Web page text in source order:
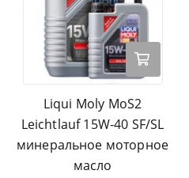
Liqui Moly MoS2
Leichtlauf 15W-40 SF/SL
минеральное моторное
масло